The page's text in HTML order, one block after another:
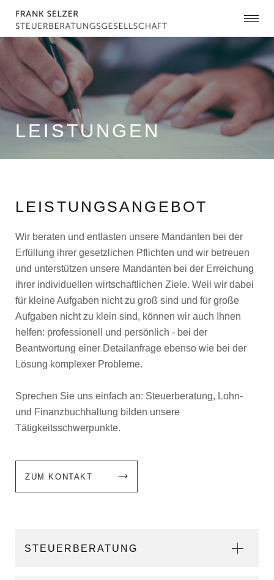
LEISTUNGEN
LEISTUNGSANGEBOT
Wir beraten und entlasten unsere Mandanten bei der
Erfüllung ihrer gesetzlichen Pflichten und wir betreuen
und unterstützen unsere Mandanten bei der Erreichung
ihrer individuellen wirtschaftlichen Ziele. Weil wir dabei
für kleine Aufgaben nicht zu groß sind und für große
Aufgaben nicht zu klein sind, können wir auch Ihnen
helfen: professionell und persönlich - bei der
Beantwortung einer Detailanfrage ebenso wie bei der
Lösung komplexer Probleme.
Sprechen Sie uns einfach an: Steuerberatung, Lohn-
und Finanzbuchhaltung bilden unsere
Tätigkeitsschwerpunkte.
ZUM KONTAKT
STEUERBERATUNG